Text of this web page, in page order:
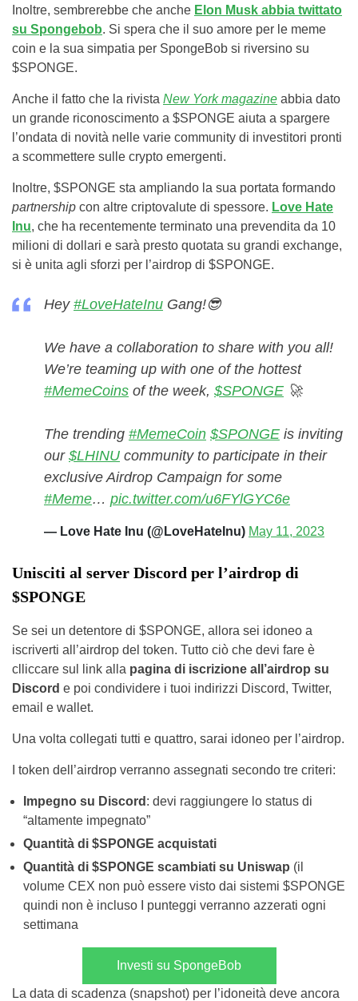
Inoltre, sembrerebbe che anche Elon Musk abbia twittato
su Spongebob. Si spera che il suo amore per le meme
coin e la sua simpatia per SpongeBob si riversino su
$SPONGE.
Anche il fatto che la rivista New York magazine abbia dato
un grande riconoscimento a $SPONGE aiuta a spargere
l’ondata di novità nelle varie community di investitori pronti
a scommettere sulle crypto emergenti.
Inoltre, $SPONGE sta ampliando la sua portata formando
partnership con altre criptovalute di spessore. Love Hate
Inu, che ha recentemente terminato una prevendita da 10
milioni di dollari e sarà presto quotata su grandi exchange,
si è unita agli sforzi per l’airdrop di $SPONGE.
Hey #LoveHateInu Gang!😎
We have a collaboration to share with you all!
We’re teaming up with one of the hottest
#MemeCoins of the week, $SPONGE 🚀
The trending #MemeCoin $SPONGE is inviting
our $LHINU community to participate in their
exclusive Airdrop Campaign for some
#Meme… pic.twitter.com/u6FYlGYC6e
— Love Hate Inu (@LoveHateInu) May 11, 2023
Unisciti al server Discord per l’airdrop di
$SPONGE
Se sei un detentore di $SPONGE, allora sei idoneo a
iscriverti all’airdrop del token. Tutto ciò che devi fare è
clliccare sul link alla pagina di iscrizione all’airdrop su
Discord e poi condividere i tuoi indirizzi Discord, Twitter,
email e wallet.
Una volta collegati tutti e quattro, sarai idoneo per l’airdrop.
I token dell’airdrop verranno assegnati secondo tre criteri:
Impegno su Discord : devi raggiungere lo status di
“altamente impegnato”
Quantità di $SPONGE acquistati
Quantità di $SPONGE scambiati su Uniswap (il
volume CEX non può essere visto dai sistemi $SPONGE
quindi non è incluso I punteggi verranno azzerati ogni
settimana
Investi su SpongeBob
La data di scadenza (snapshot) per l’idoneità deve ancora